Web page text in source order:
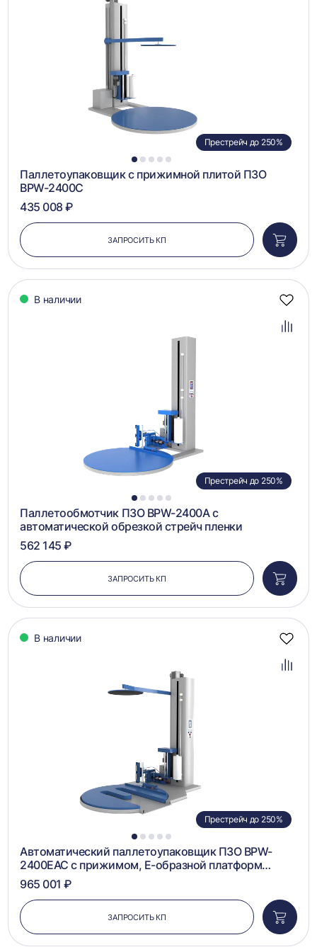
1 2 3 4 5
Престрейч до 250%
Паллетоупаковщик с прижимной плитой ПЗО
BPW-2400C
435 008 ₽
ЗАПРОСИТЬ КП
в
В наличии
1 2 3 4 5
Престрейч до 250%
Паллетообмотчик ПЗО BPW-2400A с
автоматической обрезкой стрейч пленки
562 145 ₽
ЗАПРОСИТЬ КП
в
В наличии
1 2 3 4 5
Престрейч до 250%
Автоматический паллетоупаковщик ПЗО BPW-
2400ЕАС с прижимом, Е-образной платформ…
965 001 ₽
ЗАПРОСИТЬ КП
в